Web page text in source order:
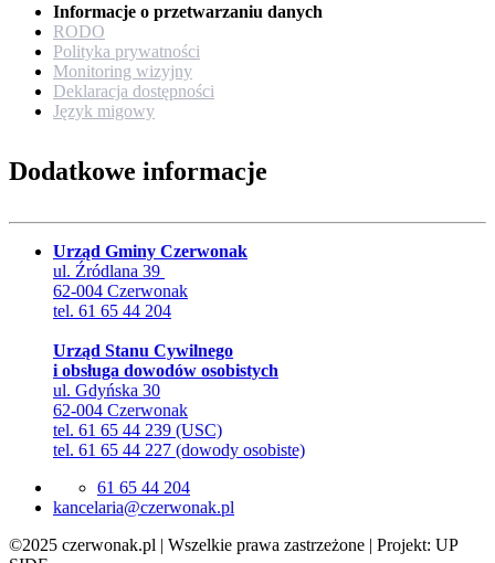
Informacje o przetwarzaniu danych
RODO
Polityka prywatności
Monitoring wizyjny
Deklaracja dostępności
Język migowy
Dodatkowe informacje
Urząd Gminy Czerwonak
ul. Źródlana 39
62-004 Czerwonak
tel. 61 65 44 204
Urząd Stanu Cywilnego
i obsługa dowodów osobistych
ul. Gdyńska 30
62-004 Czerwonak
tel. 61 65 44 239 (USC)
tel. 61 65 44 227 (dowody osobiste)
61 65 44 204
lp.kanowrezc@airalecnak
©2025 czerwonak.pl | Wszelkie prawa zastrzeżone | Projekt: UP